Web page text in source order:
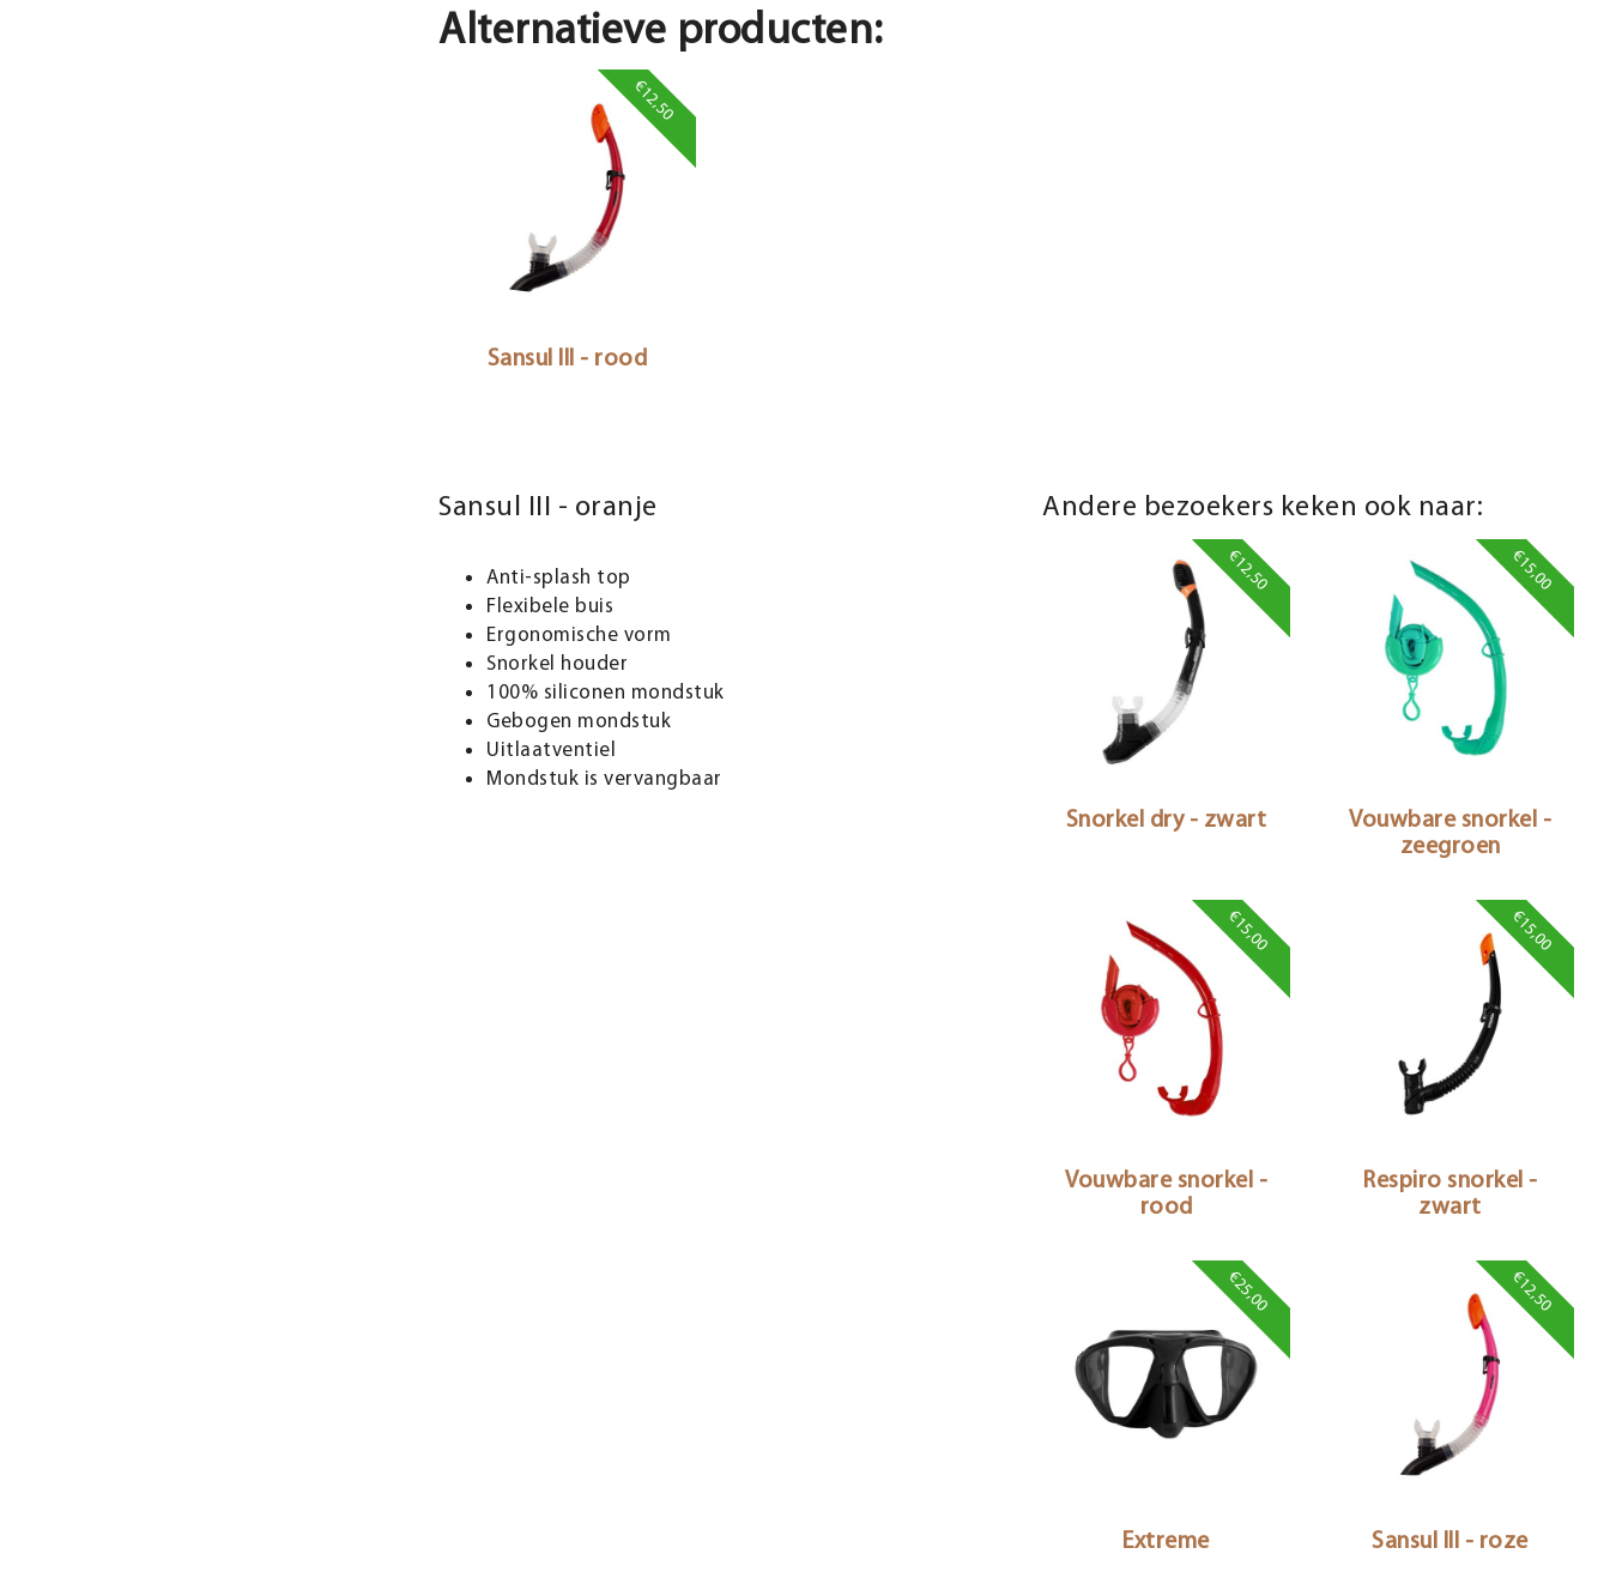
Alternatieve producten:
€12,50
Sansul III - rood
Sansul III - oranje
Anti-splash top
Flexibele buis
Ergonomische vorm
Snorkel houder
100% siliconen mondstuk
Gebogen mondstuk
Uitlaatventiel
Mondstuk is vervangbaar
Andere bezoekers keken ook naar:
€12,50
Snorkel dry - zwart
€15,00
Vouwbare snorkel -
zeegroen
€15,00
Vouwbare snorkel -
rood
€15,00
Respiro snorkel -
zwart
€25,00
Extreme
€12,50
Sansul III - roze